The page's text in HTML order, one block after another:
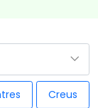
Creus